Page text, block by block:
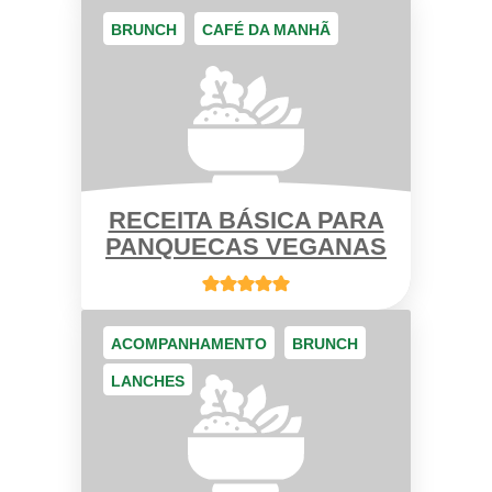
BRUNCH CAFÉ DA MANHÃ
RECEITA BÁSICA PARA
PANQUECAS VEGANAS
ACOMPANHAMENTO BRUNCH
LANCHES